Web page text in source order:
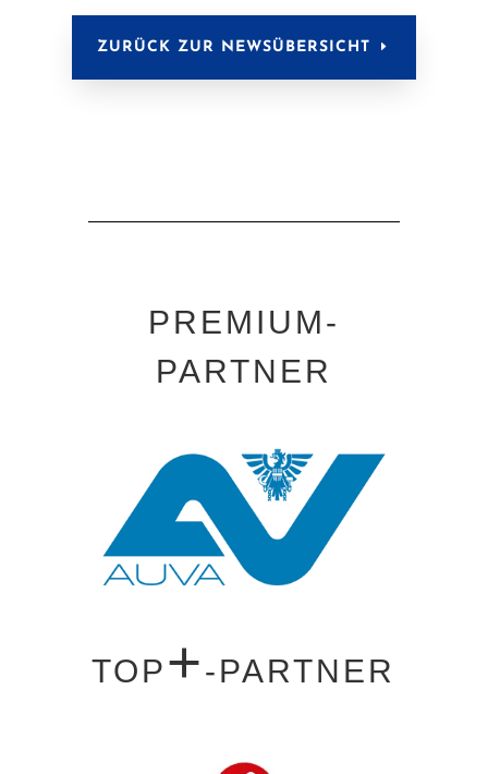
ZURÜCK ZUR NEWSÜBERSICHT
PREMIUM-
PARTNER
TOP+-PARTNER